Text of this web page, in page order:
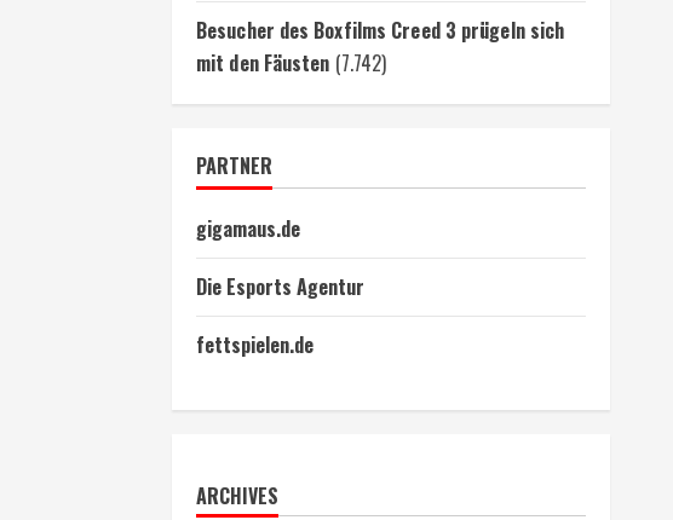
Besucher des Boxfilms Creed 3 prügeln sich
mit den Fäusten (7.742)
PARTNER
gigamaus.de
Die Esports Agentur
fettspielen.de
ARCHIVES